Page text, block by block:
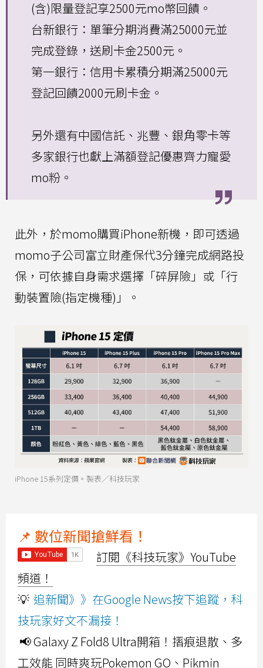
(含)限量登記享2500元mo幣回饋。
台新銀行：單筆分期消費滿25000元並
完成登錄，送刷卡金2500元。
第一銀行：信用卡累積分期滿25000元
登記回饋2000元刷卡金。
另外還有中國信託、兆豐、銀角零卡等
多家銀行也獻上滿額登記優惠齊力寵愛
mo粉。
此外，於momo購買iPhone新機，即可透過
momo子公司富立財產保代3分鐘完成網路投
保，可依據自身需求選擇「碎屏險」或「行
動裝置險(指定機種)」。
iPhone 15系列定價。製表／科技玩家
📌 數位新聞搶鮮看！
訂閱《科技玩家》YouTube
頻道！
💡 追新聞》》在Google News按下追蹤，科
技玩家好文不漏接！
📢 Galaxy Z Fold8 Ultra開箱！摺痕退散、多
工效能 同時爽玩Pokemon GO、Pikmin